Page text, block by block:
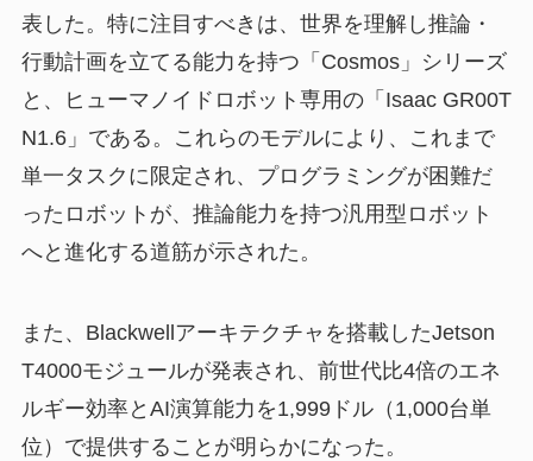
表した。特に注目すべきは、世界を理解し推論・
行動計画を立てる能力を持つ「Cosmos」シリーズ
と、ヒューマノイドロボット専用の「Isaac GR00T
N1.6」である。これらのモデルにより、これまで
単一タスクに限定され、プログラミングが困難だ
ったロボットが、推論能力を持つ汎用型ロボット
へと進化する道筋が示された。
また、Blackwellアーキテクチャを搭載したJetson
T4000モジュールが発表され、前世代比4倍のエネ
ルギー効率とAI演算能力を1,999ドル（1,000台単
位）で提供することが明らかになった。